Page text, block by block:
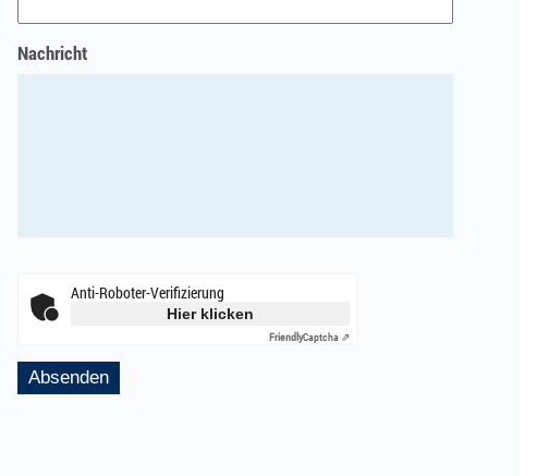
Nachricht
Anti-Roboter-Verifizierung
Hier klicken
FriendlyCaptcha ⇗
Absenden